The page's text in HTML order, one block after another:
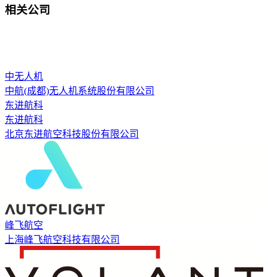
相关公司
中无人机
中航(成都)无人机系统股份有限公司
东进航科
东进航科
北京东进航空科技股份有限公司
峰飞航空
上海峰飞航空科技有限公司